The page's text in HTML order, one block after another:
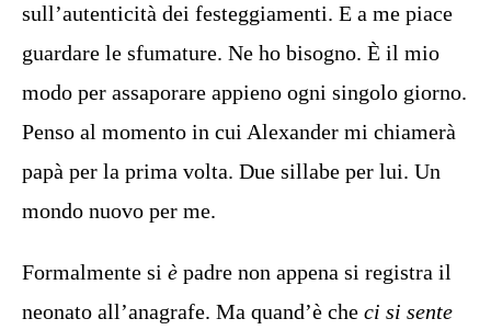
sull’autenticità dei festeggiamenti. E a me piace
guardare le sfumature. Ne ho bisogno. È il mio
modo per assaporare appieno ogni singolo giorno.
Penso al momento in cui Alexander mi chiamerà
papà per la prima volta. Due sillabe per lui. Un
mondo nuovo per me.
Formalmente si è padre non appena si registra il
neonato all’anagrafe. Ma quand’è che ci si sente